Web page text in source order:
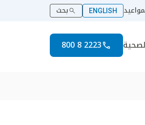
ENGLISH بحث
2223 8 800